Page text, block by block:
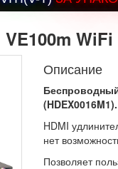
WiFi
Описание
(HDEX0016M1).
HDMI
нет
Позволяет